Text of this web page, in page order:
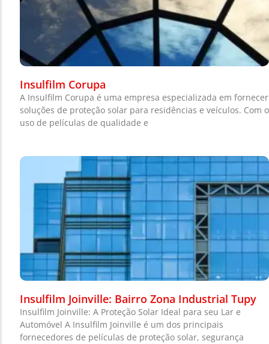
Insulfilm Corupa
A Insulfilm Corupa é uma empresa especializada em fornecer
soluções de proteção solar para residências e veículos. Com o
uso de películas de qualidade e
Insulfilm Joinville: Bairro Zona Industrial Tupy
Insulfilm Joinville: A Proteção Solar Ideal para seu Lar e
Automóvel A Insulfilm Joinville é um dos principais
fornecedores de películas de proteção solar, segurança